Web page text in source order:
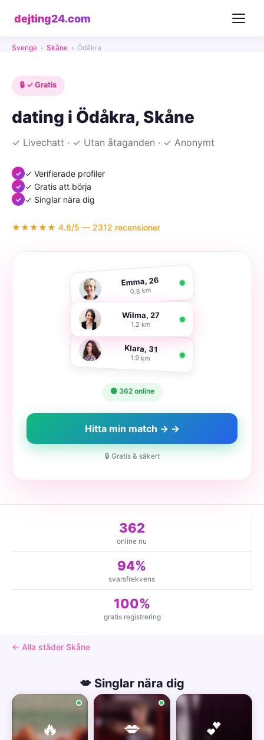
dejting24.com
Sverige › Skåne › Ödåkra
🔒 ✓ Gratis
dating i Ödåkra, Skåne
✓ Livechatt · ✓ Utan åtaganden · ✓ Anonymt
✓ Verifierade profiler
✓ Gratis att börja
✓ Singlar nära dig
★★★★★ 4.8/5 — 2312 recensioner
Emma, 26
0.8 km
Wilma, 27
1.2 km
Klara, 31
1.9 km
🟢 362 online
Hitta min match → →
🔒 Gratis & säkert
362
online nu
94%
svarsfrekvens
100%
gratis registrering
← Alla städer Skåne
💋 Singlar nära dig
🔥 💋 💕